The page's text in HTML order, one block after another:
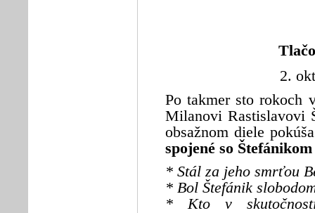
2.
Po takmer sto rokoch
Milanovi Rastislavovi
obsažnom diele
spojené so Štefánikom
* Stál za jeho smrťou
* Bol Štefánik
* Kto v skutočnosti